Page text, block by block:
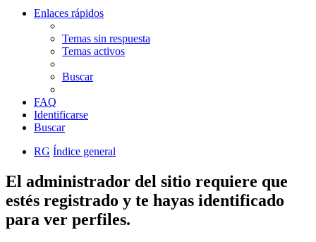
Enlaces rápidos
Temas sin respuesta
Temas activos
Buscar
FAQ
Identificarse
Buscar
RG Índice general
El administrador del sitio requiere que
estés registrado y te hayas identificado
para ver perfiles.